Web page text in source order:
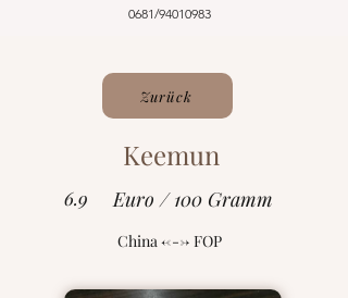
0681/94010983
Zurück
Keemun
6.9 Euro / 100 Gramm
China <---> FOP